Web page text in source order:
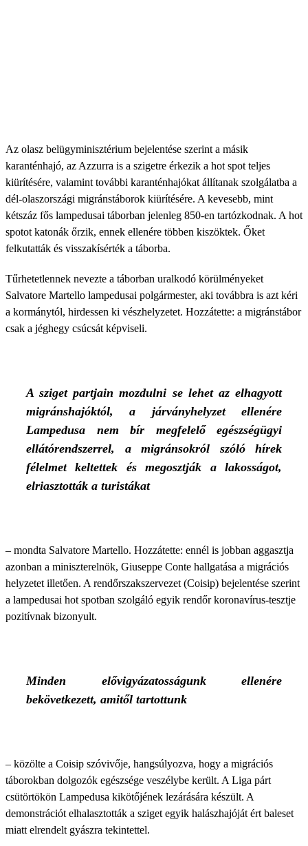
Az olasz belügyminisztérium bejelentése szerint a másik
karanténhajó, az Azzurra is a szigetre érkezik a hot spot teljes
kiürítésére, valamint további karanténhajókat állítanak szolgálatba a
dél-olaszországi migránstáborok kiürítésére. A kevesebb, mint
kétszáz fős lampedusai táborban jelenleg 850-en tartózkodnak. A hot
spotot katonák őrzik, ennek ellenére többen kiszöktek. Őket
felkutatták és visszakísérték a táborba.
Tűrhetetlennek nevezte a táborban uralkodó körülményeket
Salvatore Martello lampedusai polgármester, aki továbbra is azt kéri
a kormánytól, hirdessen ki vészhelyzetet. Hozzátette: a migránstábor
csak a jéghegy csúcsát képviseli.
A sziget partjain mozdulni se lehet az elhagyott
migránshajóktól, a járványhelyzet ellenére
Lampedusa nem bír megfelelő egészségügyi
ellátórendszerrel, a migránsokról szóló hírek
félelmet keltettek és megosztják a lakosságot,
elriasztották a turistákat
– mondta Salvatore Martello. Hozzátette: ennél is jobban aggasztja
azonban a miniszterelnök, Giuseppe Conte hallgatása a migrációs
helyzetet illetően. A rendőrszakszervezet (Coisip) bejelentése szerint
a lampedusai hot spotban szolgáló egyik rendőr koronavírus-tesztje
pozitívnak bizonyult.
Minden elővigyázatosságunk ellenére
bekövetkezett, amitől tartottunk
– közölte a Coisip szóvivője, hangsúlyozva, hogy a migrációs
táborokban dolgozók egészsége veszélybe került. A Liga párt
csütörtökön Lampedusa kikötőjének lezárására készült. A
demonstrációt elhalasztották a sziget egyik halászhajóját ért baleset
miatt elrendelt gyászra tekintettel.